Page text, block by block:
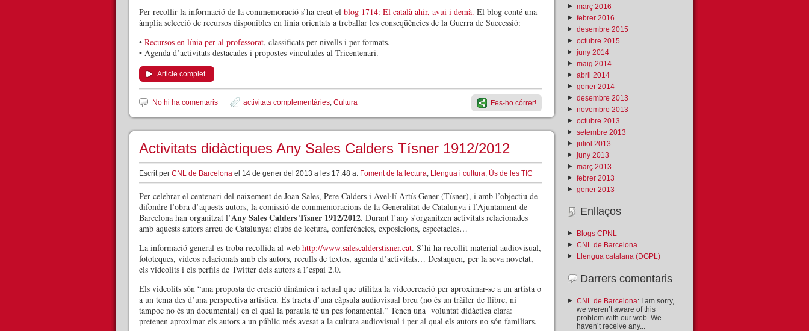
Per recollir la informació de la commemoració s’ha creat el blog 1714: El català ahir, avui i demà. El blog conté una
àmplia selecció de recursos disponibles en línia orientats a treballar les conseqüències de la Guerra de Successió:
• Recursos en línia per al professorat, classificats per nivells i per formats.
• Agenda d’activitats destacades i propostes vinculades al Tricentenari.
Article complet
No hi ha comentaris activitats complementàries, Cultura Fes-ho córrer!
Activitats didàctiques Any Sales Calders Tísner 1912/2012
Escrit per CNL de Barcelona el 14 de gener del 2013 a les 17:48 a: Foment de la lectura, Llengua i cultura, Ús de les TIC
Per celebrar el centenari del naixement de Joan Sales, Pere Calders i Avel·lí Artís Gener (Tísner), i amb l’objectiu de
difondre l’obra d’aquests autors, la comissió de commemoracions de la Generalitat de Catalunya i l’Ajuntament de
Barcelona han organitzat l’Any Sales Calders Tísner 1912/2012. Durant l’any s’organitzen activitats relacionades
amb aquests autors arreu de Catalunya: clubs de lectura, conferències, exposicions, espectacles…
La informació general es troba recollida al web http://www.salescalderstisner.cat. S’hi ha recollit material audiovisual,
fototeques, vídeos relacionats amb els autors, reculls de textos, agenda d’activitats… Destaquen, per la seva novetat,
els videolits i els perfils de Twitter dels autors a l’espai 2.0.
Els videolits són “una proposta de creació dinàmica i actual que utilitza la videocreació per aproximar-se a un artista o
a un tema des d’una perspectiva artística. Es tracta d’una càpsula audiovisual breu (no és un tràiler de llibre, ni
tampoc no és un documental) en el qual la paraula té un pes fonamental.” Tenen una voluntat didàctica clara:
pretenen aproximar els autors a un públic més avesat a la cultura audiovisual i per al qual els autors no són familiars.
març 2016
febrer 2016
desembre 2015
octubre 2015
juny 2014
maig 2014
abril 2014
gener 2014
desembre 2013
novembre 2013
octubre 2013
setembre 2013
juliol 2013
juny 2013
març 2013
febrer 2013
gener 2013
Enllaços
Blogs CPNL
CNL de Barcelona
Llengua catalana (DGPL)
Darrers comentaris
CNL de Barcelona: I am sorry,
we weren’t aware of this
problem with our web. We
haven’t receive any...